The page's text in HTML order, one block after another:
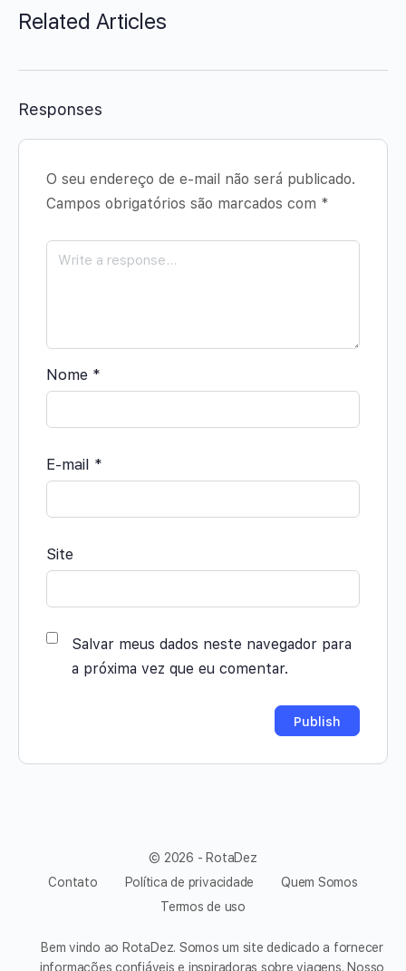
Related Articles
Responses
O seu endereço de e-mail não será publicado.
Campos obrigatórios são marcados com *
Nome *
E-mail *
Site
Salvar meus dados neste navegador para
a próxima vez que eu comentar.
© 2026 - RotaDez
Contato
Política de privacidade
Quem Somos
Termos de uso
Bem vindo ao RotaDez. Somos um site dedicado a fornecer
informações confiáveis e inspiradoras sobre viagens. Nosso